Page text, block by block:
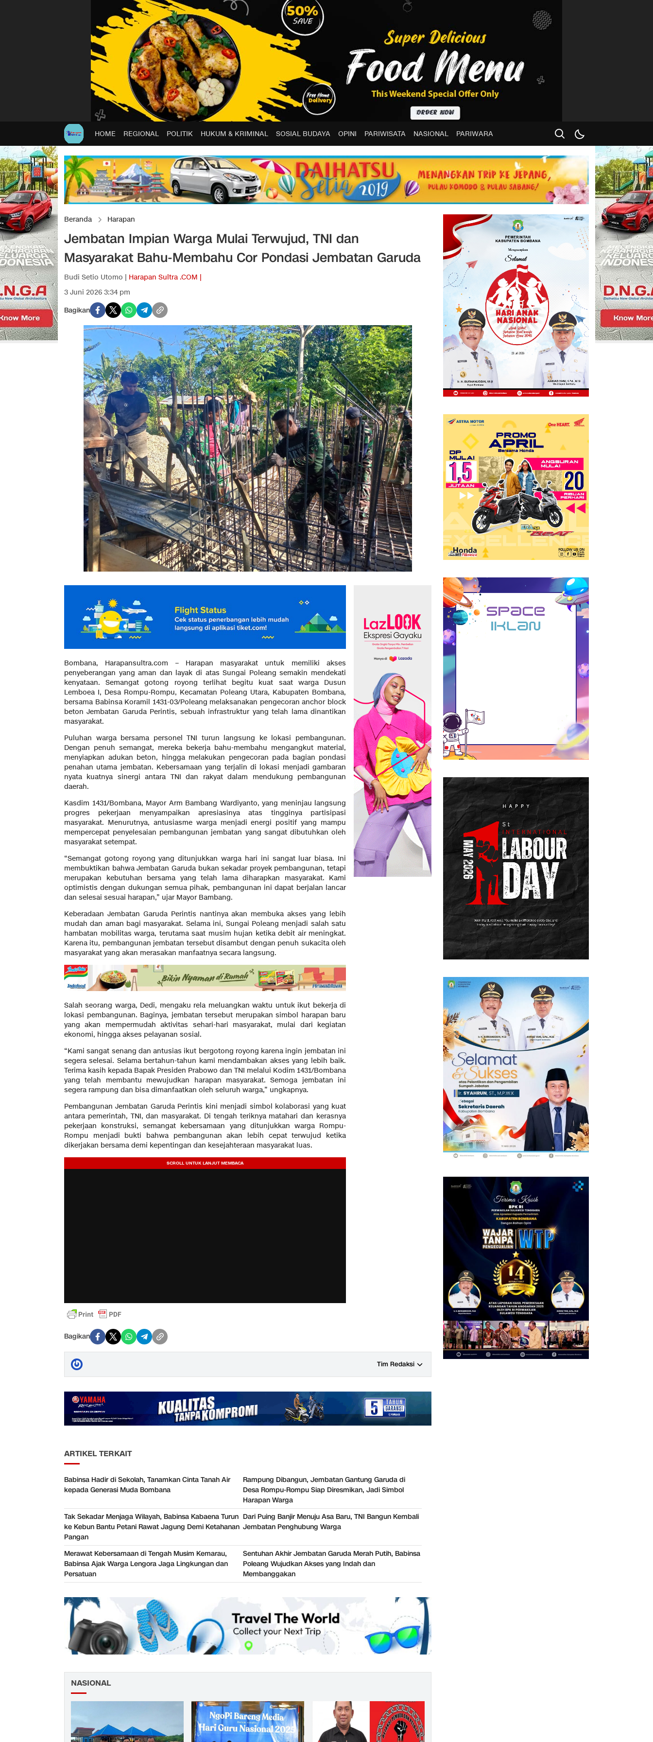
HOME REGIONAL POLITIK HUKUM & KRIMINAL SOSIAL BUDAYA OPINI PARIWISATA NASIONAL PARIWARA
Beranda Harapan
Jembatan Impian Warga Mulai Terwujud, TNI dan
Masyarakat Bahu-Membahu Cor Pondasi Jembatan Garuda
Budi Setio Utomo | Harapan Sultra .COM |
3 Juni 2026 3:34 pm
Bagikan
Bombana, Harapansultra.com – Harapan masyarakat untuk memiliki akses
penyeberangan yang aman dan layak di atas Sungai Poleang semakin mendekati
kenyataan. Semangat gotong royong terlihat begitu kuat saat warga Dusun
Lemboea I, Desa Rompu-Rompu, Kecamatan Poleang Utara, Kabupaten Bombana,
bersama Babinsa Koramil 1431-03/Poleang melaksanakan pengecoran anchor block
beton Jembatan Garuda Perintis, sebuah infrastruktur yang telah lama dinantikan
masyarakat.
Puluhan warga bersama personel TNI turun langsung ke lokasi pembangunan.
Dengan penuh semangat, mereka bekerja bahu-membahu mengangkut material,
menyiapkan adukan beton, hingga melakukan pengecoran pada bagian pondasi
penahan utama jembatan. Kebersamaan yang terjalin di lokasi menjadi gambaran
nyata kuatnya sinergi antara TNI dan rakyat dalam mendukung pembangunan
daerah.
Kasdim 1431/Bombana, Mayor Arm Bambang Wardiyanto, yang meninjau langsung
progres pekerjaan menyampaikan apresiasinya atas tingginya partisipasi
masyarakat. Menurutnya, antusiasme warga menjadi energi positif yang mampu
mempercepat penyelesaian pembangunan jembatan yang sangat dibutuhkan oleh
masyarakat setempat.
“Semangat gotong royong yang ditunjukkan warga hari ini sangat luar biasa. Ini
membuktikan bahwa Jembatan Garuda bukan sekadar proyek pembangunan, tetapi
merupakan kebutuhan bersama yang telah lama diharapkan masyarakat. Kami
optimistis dengan dukungan semua pihak, pembangunan ini dapat berjalan lancar
dan selesai sesuai harapan,” ujar Mayor Bambang.
Keberadaan Jembatan Garuda Perintis nantinya akan membuka akses yang lebih
mudah dan aman bagi masyarakat. Selama ini, Sungai Poleang menjadi salah satu
hambatan mobilitas warga, terutama saat musim hujan ketika debit air meningkat.
Karena itu, pembangunan jembatan tersebut disambut dengan penuh sukacita oleh
masyarakat yang akan merasakan manfaatnya secara langsung.
Salah seorang warga, Dedi, mengaku rela meluangkan waktu untuk ikut bekerja di
lokasi pembangunan. Baginya, jembatan tersebut merupakan simbol harapan baru
yang akan mempermudah aktivitas sehari-hari masyarakat, mulai dari kegiatan
ekonomi, hingga akses pelayanan sosial.
“Kami sangat senang dan antusias ikut bergotong royong karena ingin jembatan ini
segera selesai. Selama bertahun-tahun kami mendambakan akses yang lebih baik.
Terima kasih kepada Bapak Presiden Prabowo dan TNI melalui Kodim 1431/Bombana
yang telah membantu mewujudkan harapan masyarakat. Semoga jembatan ini
segera rampung dan bisa dimanfaatkan oleh seluruh warga,” ungkapnya.
Pembangunan Jembatan Garuda Perintis kini menjadi simbol kolaborasi yang kuat
antara pemerintah, TNI, dan masyarakat. Di tengah teriknya matahari dan kerasnya
pekerjaan konstruksi, semangat kebersamaan yang ditunjukkan warga Rompu-
Rompu menjadi bukti bahwa pembangunan akan lebih cepat terwujud ketika
dikerjakan bersama demi kepentingan dan kesejahteraan masyarakat luas.
Bagikan
Tim Redaksi
ARTIKEL TERKAIT
Babinsa Hadir di Sekolah, Tanamkan Cinta Tanah Air
kepada Generasi Muda Bombana
Rampung Dibangun, Jembatan Gantung Garuda di
Desa Rompu-Rompu Siap Diresmikan, Jadi Simbol
Harapan Warga
Tak Sekadar Menjaga Wilayah, Babinsa Kabaena Turun
ke Kebun Bantu Petani Rawat Jagung Demi Ketahanan
Pangan
Dari Puing Banjir Menuju Asa Baru, TNI Bangun Kembali
Jembatan Penghubung Warga
Merawat Kebersamaan di Tengah Musim Kemarau,
Babinsa Ajak Warga Lengora Jaga Lingkungan dan
Persatuan
Sentuhan Akhir Jembatan Garuda Merah Putih, Babinsa
Poleang Wujudkan Akses yang Indah dan
Membanggakan
NASIONAL